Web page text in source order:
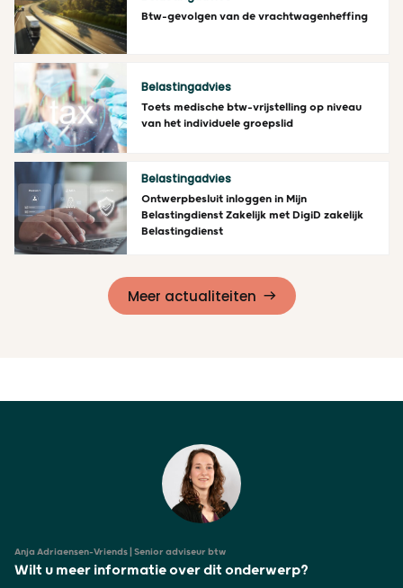
Lees meer
Btw-gevolgen van de vrachtwagenheffing
Lees meer
Belastingadvies
Toets medische btw-vrijstelling op niveau
van het individuele groepslid
Belastingadvies
Ontwerpbesluit inloggen in Mijn
Belastingdienst Zakelijk met DigiD zakelijk
Belastingdienst
Meer actualiteiten
Anja Adriaensen-Vriends | Senior adviseur btw
Wilt u meer informatie over dit onderwerp?